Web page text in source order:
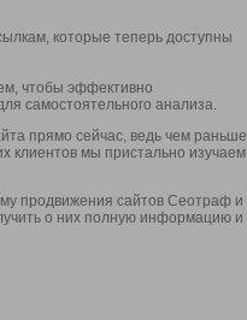
которые теперь доступны
чтобы эффективно
самостоятельного анализа.
прямо сейчас, ведь чем раньше
клиентов мы пристально изучаем
продвижения сайтов Сеотраф и
о них полную информацию и